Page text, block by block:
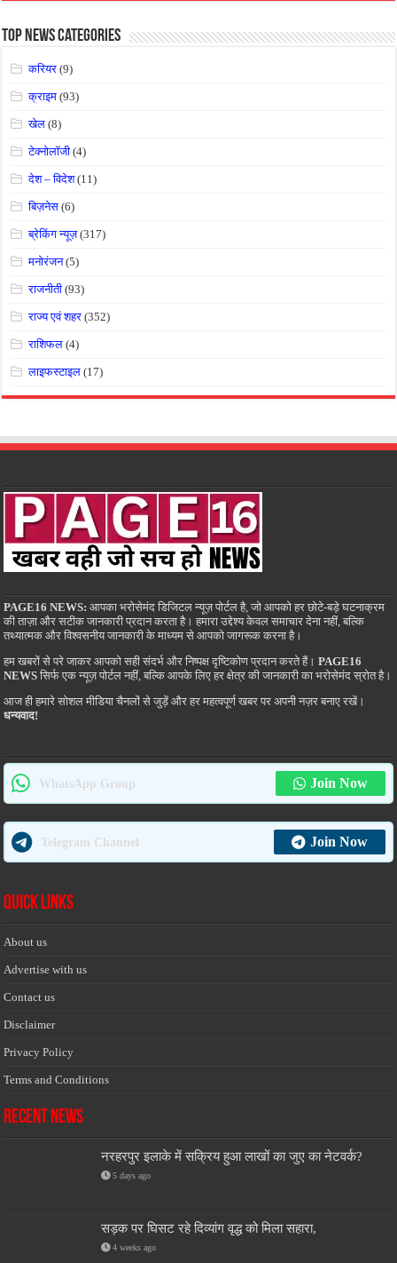
Top News Categories
करियर (9)
क्राइम (93)
खेल (8)
टेक्नोलॉजी (4)
देश – विदेश(11)
बिज़नेस (6)
ब्रेकिंग न्यूज़(317)
मनोरंजन(5)
राजनीती (93)
राज्य एवं शहर (352)
राशिफल (4)
लाइफस्टाइल (17)
PAGE16 NEWS: आपका भरोसेमंद डिजिटल न्यूज़ पोर्टल है, जो आपको हर छोटे-बड़े घटनाक्रम
की ताज़ा और सटीक जानकारी प्रदान करता है। हमारा उद्देश्य केवल समाचार देना नहीं, बल्कि
तथ्यात्मक और विश्वसनीय जानकारी के माध्यम से आपको जागरूक करना है।
हम खबरों से परे जाकर आपको सही संदर्भ और निष्पक्ष दृष्टिकोण प्रदान करते हैं।PAGE16
NEWS सिर्फ एक न्यूज़ पोर्टल नहीं, बल्कि आपके लिए हर क्षेत्र की जानकारी का भरोसेमंद स्रोत है।
आज ही हमारे सोशल मीडिया चैनलों से जुड़ें और हर महत्वपूर्ण खबर पर अपनी नज़र बनाए रखें।
धन्यवाद!
WhatsApp Group Join Now
Telegram Channel Join Now
Quick Links
About us
Advertise with us
Contact us
Disclaimer
Privacy Policy
Terms and Conditions
Recent News
नरहरपुर इलाके में सक्रिय हुआ लाखों का जुए का नेटवर्क?
5 days ago
सड़क पर घिसट रहे दिव्यांग वृद्ध को मिला सहारा,
4 weeks ago